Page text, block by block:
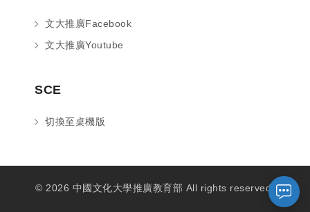
文大推廣Facebook
文大推廣Youtube
SCE
切換至桌機版
© 2026 中國文化大學推廣教育部 All rights reserved.